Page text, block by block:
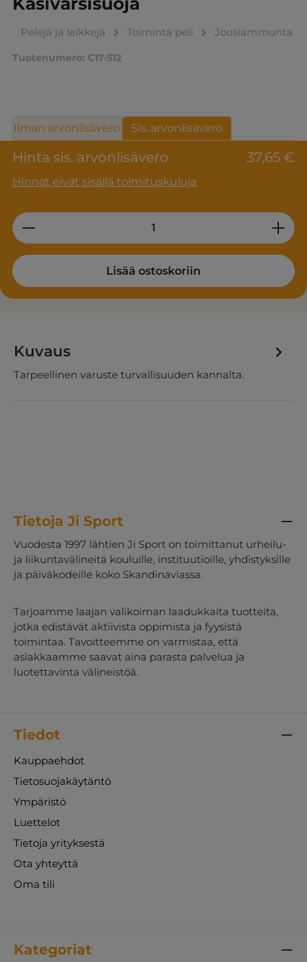
Pelejä ja leikkejä Toiminta peli Jousiammunta
Tuotenumero: C17-512
Hinta sis. arvonlisävero 37,65 €
Hinnat eivät sisällä toimituskuluja
Ilman arvonlisävero Sis. arvonlisävero
Product Quantity: Enter the desired
Lisää ostoskoriin
Kuvaus
Tarpeellinen varuste turvallisuuden kannalta.
Tietoja Ji Sport
Vuodesta 1997 lähtien Ji Sport on toimittanut urheilu-
ja liikuntavälineitä kouluille, instituutioille, yhdistyksille
ja päiväkodeille koko Skandinaviassa.
Tarjoamme laajan valikoiman laadukkaita tuotteita,
jotka edistävät aktiivista oppimista ja fyysistä
toimintaa. Tavoitteemme on varmistaa, että
asiakkaamme saavat aina parasta palvelua ja
luotettavinta välineistöä.
Tiedot
Kauppaehdot
Tietosuojakäytäntö
Ympäristö
Luettelot
Tietoja yrityksestä
Ota yhteyttä
Oma tili
Kategoriat